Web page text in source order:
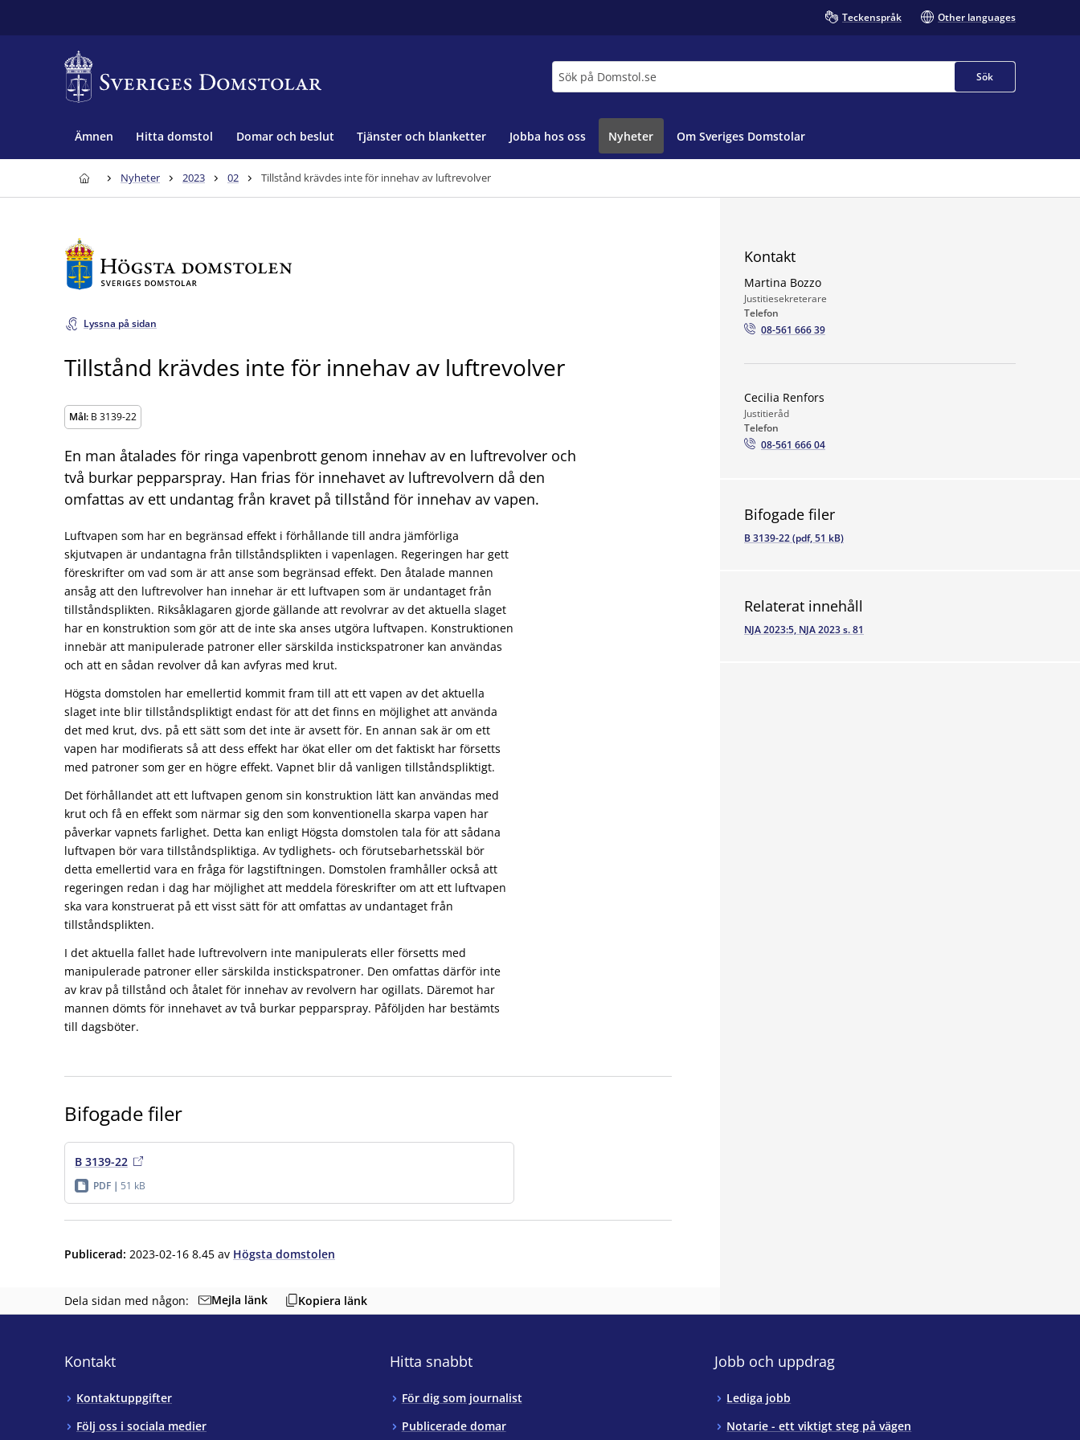
Teckenspråk Other languages
Sök
Ämnen Hitta domstol Domar och beslut Tjänster och blanketter Jobba hos oss Nyheter Om Sveriges Domstolar
Nyheter 2023 02 Tillstånd krävdes inte för innehav av luftrevolver
Lyssna på sidan
Tillstånd krävdes inte för innehav av luftrevolver
Mål: B 3139-22
En man åtalades för ringa vapenbrott genom innehav av en luftrevolver och
två burkar pepparspray. Han frias för innehavet av luftrevolvern då den
omfattas av ett undantag från kravet på tillstånd för innehav av vapen.
Luftvapen som har en begränsad effekt i förhållande till andra jämförliga
skjutvapen är undantagna från tillståndsplikten i vapenlagen. Regeringen har gett
föreskrifter om vad som är att anse som begränsad effekt. Den åtalade mannen
ansåg att den luftrevolver han innehar är ett luftvapen som är undantaget från
tillståndsplikten. Riksåklagaren gjorde gällande att revolvrar av det aktuella slaget
har en konstruktion som gör att de inte ska anses utgöra luftvapen. Konstruktionen
innebär att manipulerade patroner eller särskilda instickspatroner kan användas
och att en sådan revolver då kan avfyras med krut.
Högsta domstolen har emellertid kommit fram till att ett vapen av det aktuella
slaget inte blir tillståndspliktigt endast för att det finns en möjlighet att använda
det med krut, dvs. på ett sätt som det inte är avsett för. En annan sak är om ett
vapen har modifierats så att dess effekt har ökat eller om det faktiskt har försetts
med patroner som ger en högre effekt. Vapnet blir då vanligen tillståndspliktigt.
Det förhållandet att ett luftvapen genom sin konstruktion lätt kan användas med
krut och få en effekt som närmar sig den som konventionella skarpa vapen har
påverkar vapnets farlighet. Detta kan enligt Högsta domstolen tala för att sådana
luftvapen bör vara tillståndspliktiga. Av tydlighets- och förutsebarhetsskäl bör
detta emellertid vara en fråga för lagstiftningen. Domstolen framhåller också att
regeringen redan i dag har möjlighet att meddela föreskrifter om att ett luftvapen
ska vara konstruerat på ett visst sätt för att omfattas av undantaget från
tillståndsplikten.
I det aktuella fallet hade luftrevolvern inte manipulerats eller försetts med
manipulerade patroner eller särskilda instickspatroner. Den omfattas därför inte
av krav på tillstånd och åtalet för innehav av revolvern har ogillats. Däremot har
mannen dömts för innehavet av två burkar pepparspray. Påföljden har bestämts
till dagsböter.
Bifogade filer
B 3139-22
PDF 51 kB
Publicerad: 2023-02-16 8.45 av Högsta domstolen
Dela sidan med någon: Mejla länk Kopiera länk
Kontakt
Martina Bozzo
Justitiesekreterare
Telefon
08-561 666 39
Cecilia Renfors
Justitieråd
Telefon
08-561 666 04
Bifogade filer
B 3139-22 (pdf, 51 kB)
Relaterat innehåll
NJA 2023:5, NJA 2023 s. 81
Kontakt
Kontaktuppgifter
Följ oss i sociala medier
Hitta snabbt
För dig som journalist
Publicerade domar
Jobb och uppdrag
Lediga jobb
Notarie - ett viktigt steg på vägen